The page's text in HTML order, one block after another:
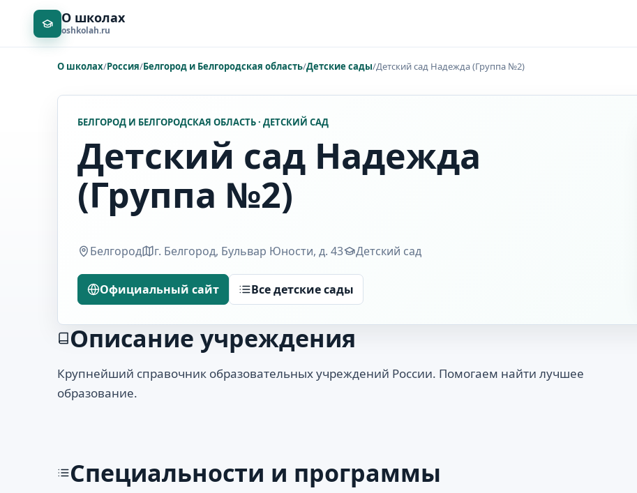
О школах
oshkolah.ru
О школах/Россия/Белгород и Белгородская область/Детские сады/Детский сад Надежда (Группа №2)
БЕЛГОРОД И БЕЛГОРОДСКАЯ ОБЛАСТЬ · ДЕТСКИЙ САД
Детский сад Надежда
(Группа №2)
Белгород г. Белгород, Бульвар Юности, д. 43 Детский сад
Официальный сайт Все детские сады
Описание учреждения
Крупнейший справочник образовательных учреждений России. Помогаем найти лучшее
образование.
Специальности и программы